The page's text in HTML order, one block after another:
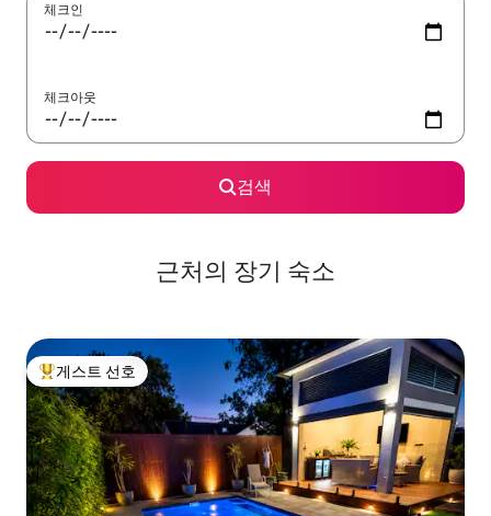
체크인
체크아웃
검색
근처의 장기 숙소
상위 게스트 선호
게스트 선호